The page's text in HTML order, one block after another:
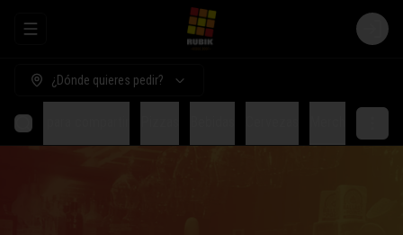
Abrir menu de navegación Login
¿Dónde quieres pedir?
Comida para compartir